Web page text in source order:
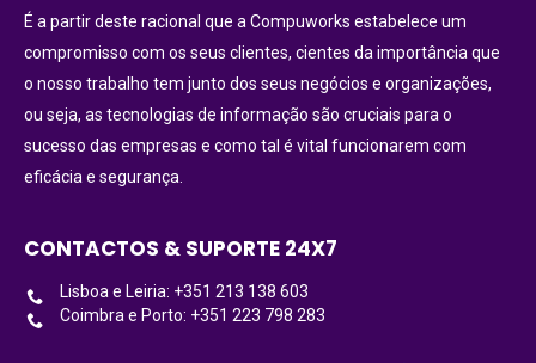
É a partir deste racional que a Compuworks estabelece um
compromisso com os seus clientes, cientes da importância que
o nosso trabalho tem junto dos seus negócios e organizações,
ou seja, as tecnologias de informação são cruciais para o
sucesso das empresas e como tal é vital funcionarem com
eficácia e segurança.
CONTACTOS & SUPORTE 24X7
Lisboa e Leiria: +351 213 138 603
Coimbra e Porto: +351 223 798 283